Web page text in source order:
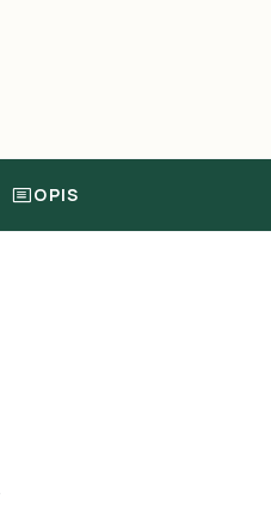
OPIS